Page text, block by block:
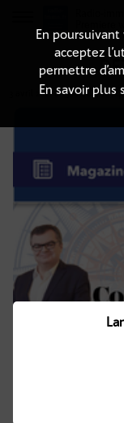
3 avril 2021 à 13h08, durée :
En
acceptez
permettre
En savoir plus